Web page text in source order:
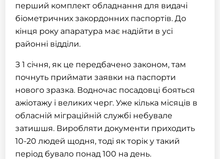
перший комплект обладнання для видачі
біометричних закордонних паспортів. До
кінця року апаратура має надійти в усі
районні відділи.
З 1 січня, як це передбачено законом, там
почнуть приймати заявки на паспорти
нового зразка. Водночас посадовці бояться
ажіотажу і великих черг. Уже кілька місяців в
обласній міграційній службі небувале
затишшя. Виробляти документи приходить
10-20 людей щодня, тоді як торік у такий
період бувало понад 100 на день.